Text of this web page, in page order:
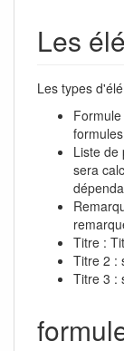
Les
Les types
Liste de
sera
Titre :
Titre 2 :
Titre 3 :